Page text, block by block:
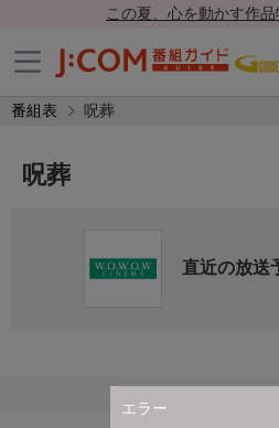
この夏、心を動かす作
番組表 呪葬
エラー
呪葬
直近の放送